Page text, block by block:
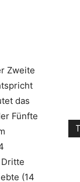
Zweite
das
Fünfte
(14